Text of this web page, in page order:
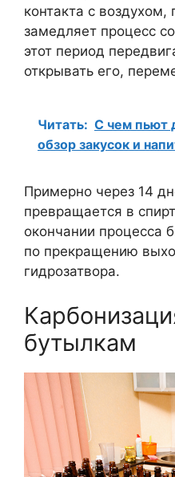
контакта с воздухом,
замедляет процесс
этот период
открывать его,
Читать: С чем пьют
обзор закусок и
Примерно через 14
превращается в
окончании процесса
по прекращению
гидрозатвора.
бутылкам